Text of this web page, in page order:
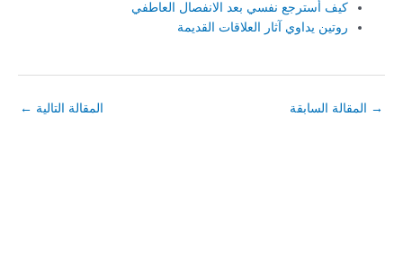
كيف أسترجع نفسي بعد الانفصال العاطفي
روتين يداوي آثار العلاقات القديمة
→ المقالة السابقة المقالة التالية ←